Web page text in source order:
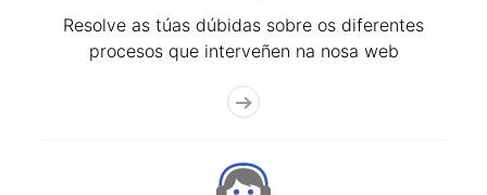
Resolve as túas dúbidas sobre os diferentes
procesos que interveñen na nosa web